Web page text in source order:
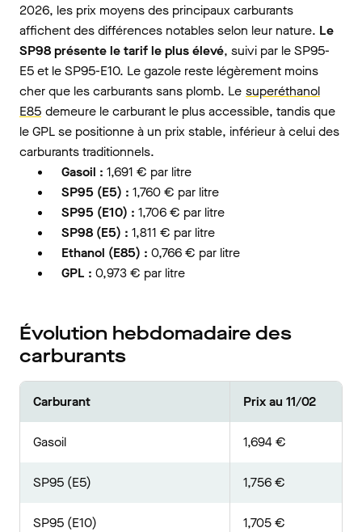
2026, les prix moyens des principaux carburants
affichent des différences notables selon leur nature. Le
SP98 présente le tarif le plus élevé, suivi par le SP95-
E5 et le SP95-E10. Le gazole reste légèrement moins
cher que les carburants sans plomb. Le superéthanol
E85 demeure le carburant le plus accessible, tandis que
le GPL se positionne à un prix stable, inférieur à celui des
carburants traditionnels.
Gasoil : 1,691 € par litre
SP95 (E5) : 1,760 € par litre
SP95 (E10) : 1,706 € par litre
SP98 (E5) : 1,811 € par litre
Ethanol (E85) : 0,766 € par litre
GPL : 0,973 € par litre
Évolution hebdomadaire des
carburants
Carburant Prix au 11/02
Gasoil 1,694 €
SP95 (E5) 1,756 €
SP95 (E10) 1,705 €